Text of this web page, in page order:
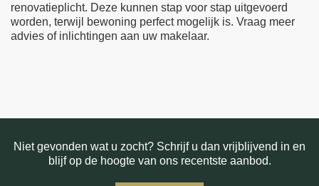
renovatieplicht. Deze kunnen stap voor stap uitgevoerd
worden, terwijl bewoning perfect mogelijk is. Vraag meer
advies of inlichtingen aan uw makelaar.
Niet gevonden wat u zocht? Schrijf u dan vrijblijvend in en
blijf op de hoogte van ons recentste aanbod.